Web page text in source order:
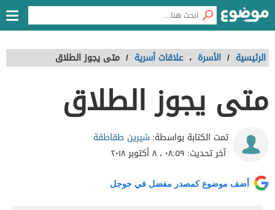
الرئيسية / الأسرة ، علاقات أسرية / متى يجوز الطلاق
متى يجوز الطلاق
تمت الكتابة بواسطة:شيرين طقاطقة
آخر تحديث: ٠٨:٥٩ ، ٨ أكتوبر ٢٠١٨
أضف موضوع كمصدر مفضل في جوجل